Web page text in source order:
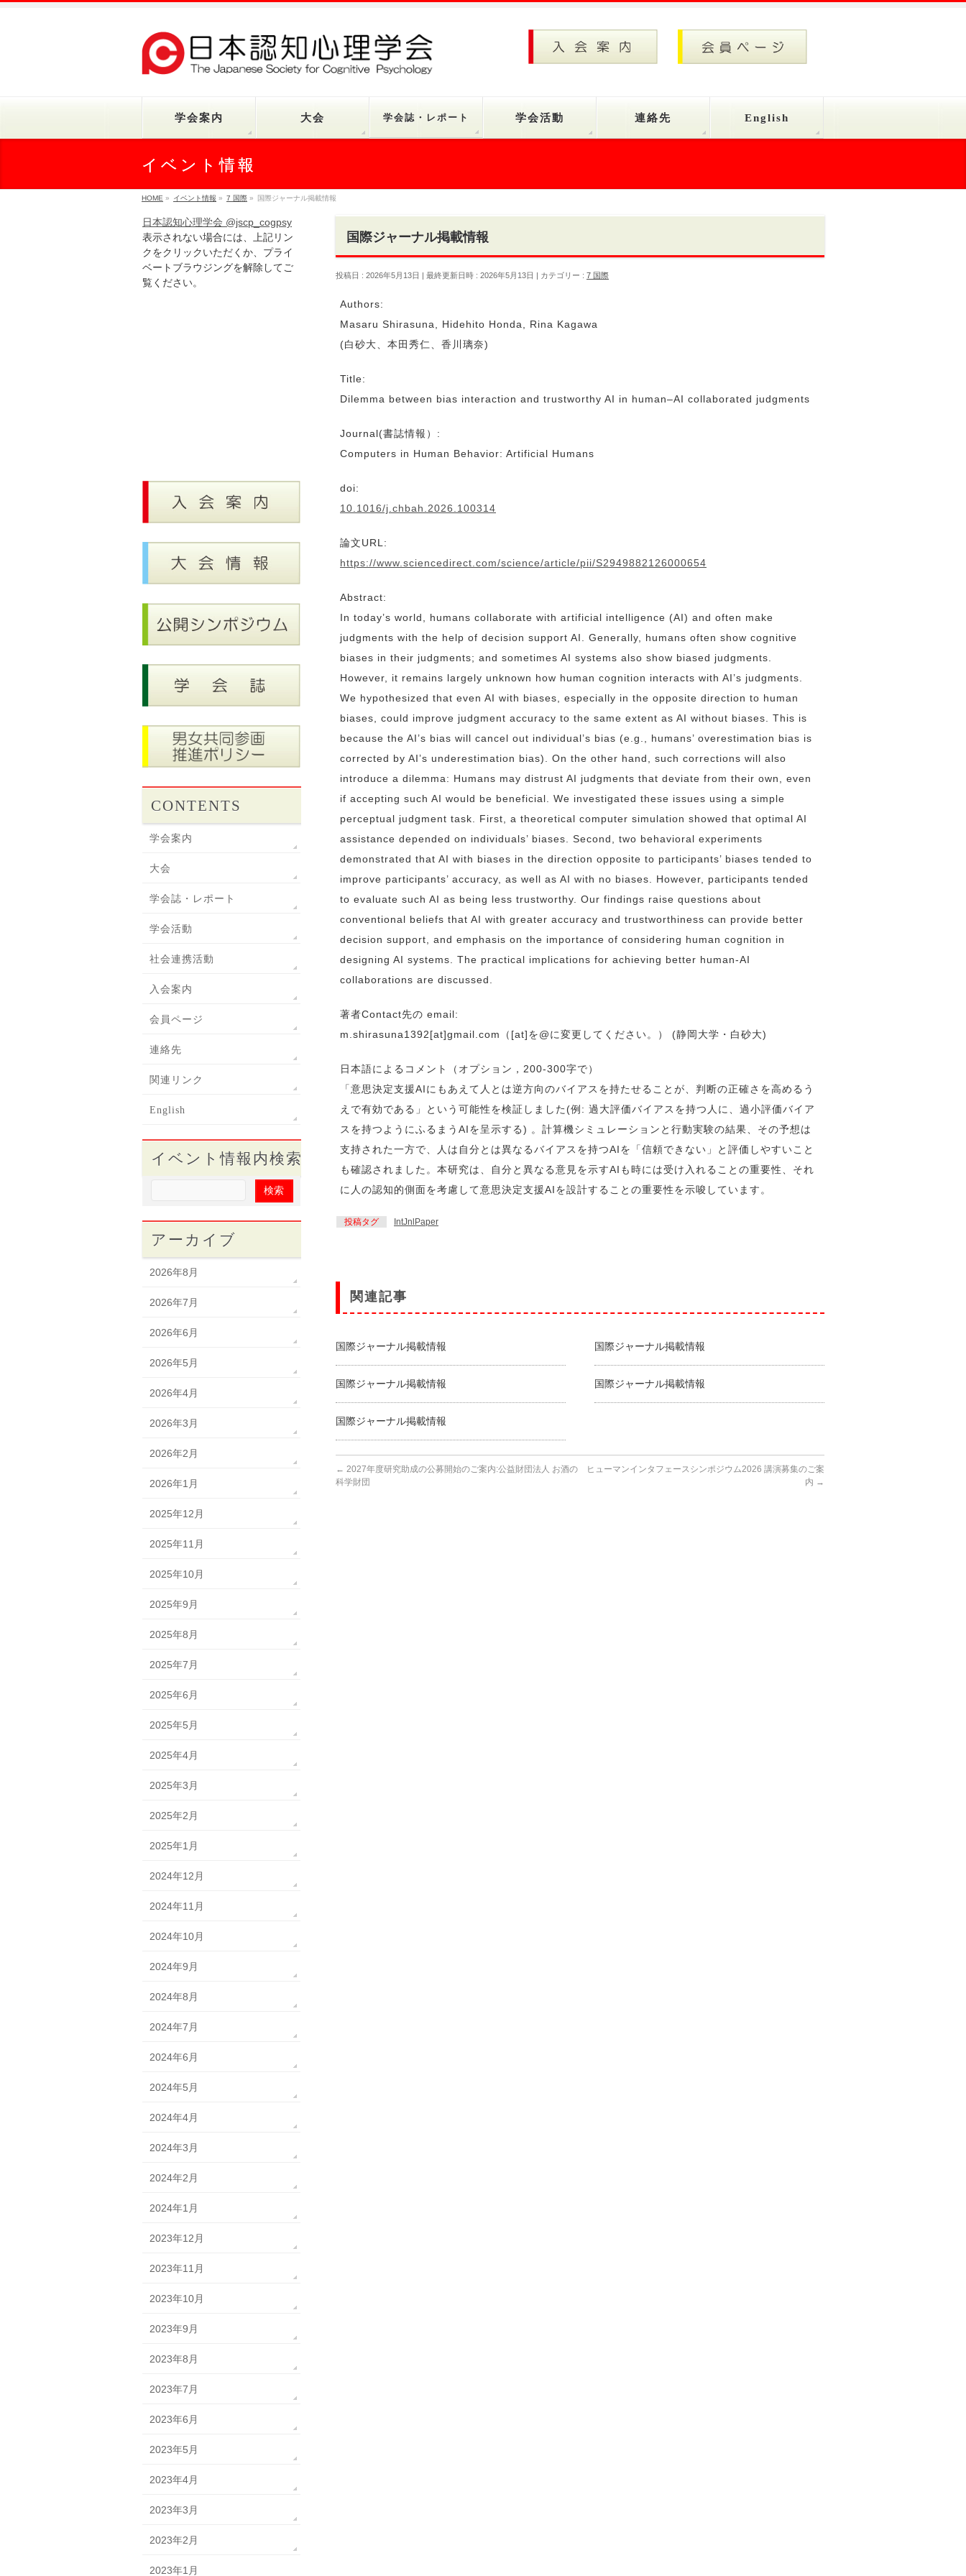
学会案内 大会 学会誌・レポート 学会活動 連絡先 English
イベント情報
HOME » イベント情報 » 7 国際 » 国際ジャーナル掲載情報
国際ジャーナル掲載情報
投稿日 : 2026年5月13日 最終更新日時 : 2026年5月13日 カテゴリー : 7 国際
Authors:
Masaru Shirasuna, Hidehito Honda, Rina Kagawa
(白砂大、本田秀仁、香川璃奈)
Title:
Dilemma between bias interaction and trustworthy AI in human–AI collaborated judgments
Journal(書誌情報）:
Computers in Human Behavior: Artificial Humans
doi:
10.1016/j.chbah.2026.100314
論文URL:
https://www.sciencedirect.com/science/article/pii/S2949882126000654
Abstract:
In today’s world, humans collaborate with artificial intelligence (AI) and often make
judgments with the help of decision support AI. Generally, humans often show cognitive
biases in their judgments; and sometimes AI systems also show biased judgments.
However, it remains largely unknown how human cognition interacts with AI’s judgments.
We hypothesized that even AI with biases, especially in the opposite direction to human
biases, could improve judgment accuracy to the same extent as AI without biases. This is
because the AI’s bias will cancel out individual’s bias (e.g., humans’ overestimation bias is
corrected by AI’s underestimation bias). On the other hand, such corrections will also
introduce a dilemma: Humans may distrust AI judgments that deviate from their own, even
if accepting such AI would be beneficial. We investigated these issues using a simple
perceptual judgment task. First, a theoretical computer simulation showed that optimal AI
assistance depended on individuals’ biases. Second, two behavioral experiments
demonstrated that AI with biases in the direction opposite to participants’ biases tended to
improve participants’ accuracy, as well as AI with no biases. However, participants tended
to evaluate such AI as being less trustworthy. Our findings raise questions about
conventional beliefs that AI with greater accuracy and trustworthiness can provide better
decision support, and emphasis on the importance of considering human cognition in
designing AI systems. The practical implications for achieving better human-AI
collaborations are discussed.
著者Contact先の email:
m.shirasuna1392[at]gmail.com（[at]を@に変更してください。） (静岡大学・白砂大)
日本語によるコメント（オプション，200-300字で）
「意思決定支援AIにもあえて人とは逆方向のバイアスを持たせることが、判断の正確さを高めるう
えで有効である」という可能性を検証しました(例: 過大評価バイアスを持つ人に、過小評価バイア
スを持つようにふるまうAIを呈示する) 。計算機シミュレーションと行動実験の結果、その予想は
支持された一方で、人は自分とは異なるバイアスを持つAIを「信頼できない」と評価しやすいこと
も確認されました。本研究は、自分と異なる意見を示すAIも時には受け入れることの重要性、それ
に人の認知的側面を考慮して意思決定支援AIを設計することの重要性を示唆しています。
投稿タグ IntJnlPaper
関連記事
国際ジャーナル掲載情報 国際ジャーナル掲載情報
国際ジャーナル掲載情報 国際ジャーナル掲載情報
国際ジャーナル掲載情報
← 2027年度研究助成の公募開始のご案内:公益財団法人 お酒の
科学財団
ヒューマンインタフェースシンポジウム2026 講演募集のご案
内 →
日本認知心理学会 @jscp_cogpsy
表示されない場合には、上記リン
クをクリックいただくか、プライ
ベートブラウジングを解除してご
覧ください。
CONTENTS
学会案内
大会
学会誌・レポート
学会活動
社会連携活動
入会案内
会員ページ
連絡先
関連リンク
English
イベント情報内検索
アーカイブ
2026年8月
2026年7月
2026年6月
2026年5月
2026年4月
2026年3月
2026年2月
2026年1月
2025年12月
2025年11月
2025年10月
2025年9月
2025年8月
2025年7月
2025年6月
2025年5月
2025年4月
2025年3月
2025年2月
2025年1月
2024年12月
2024年11月
2024年10月
2024年9月
2024年8月
2024年7月
2024年6月
2024年5月
2024年4月
2024年3月
2024年2月
2024年1月
2023年12月
2023年11月
2023年10月
2023年9月
2023年8月
2023年7月
2023年6月
2023年5月
2023年4月
2023年3月
2023年2月
2023年1月